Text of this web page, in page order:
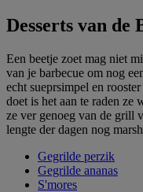
Desserts van de
Een beetje zoet mag niet
van je barbecue om nog
echt sueprsimpel en
doet is het aan te raden ze
ze ver genoeg van de grill
lengte der dagen nog
Gegrilde perzik
Gegrilde ananas
S'mores